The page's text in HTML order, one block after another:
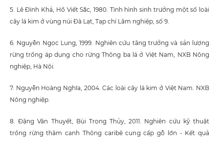
5. Lê Đình Khả, Hồ Viết Sắc, 1980. Tình hình sinh trưởng một số loài
cây lá kim ở vùng núi Đà Lạt, Tạp chí Lâm nghiệp, số 9.
6. Nguyễn Ngọc Lung, 1999. Nghiên cứu tăng trưởng và sản lượng
rừng trồng áp dụng cho rừng Thông ba lá ở Việt Nam, NXB Nông
nghiệp, Hà Nội.
7. Nguyễn Hoàng Nghĩa, 2004. Các loài cây lá kim ở Việt Nam. NXB
Nông nghiệp.
8. Đặng Văn Thuyết, Bùi Trọng Thủy, 2011. Nghiên cứu kỹ thuật
trồng rừng thâm canh Thông caribê cung cấp gỗ lớn - Kết quả